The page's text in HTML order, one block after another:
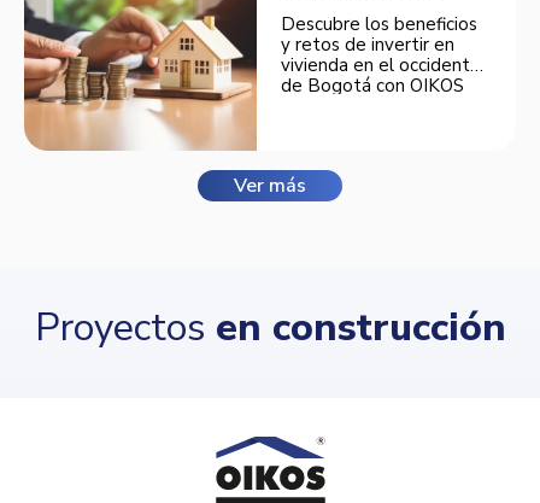
Descubre los beneficios
y retos de invertir en
vivienda en el occidente
de Bogotá con OIKOS
Ver más
Proyectos en construcción